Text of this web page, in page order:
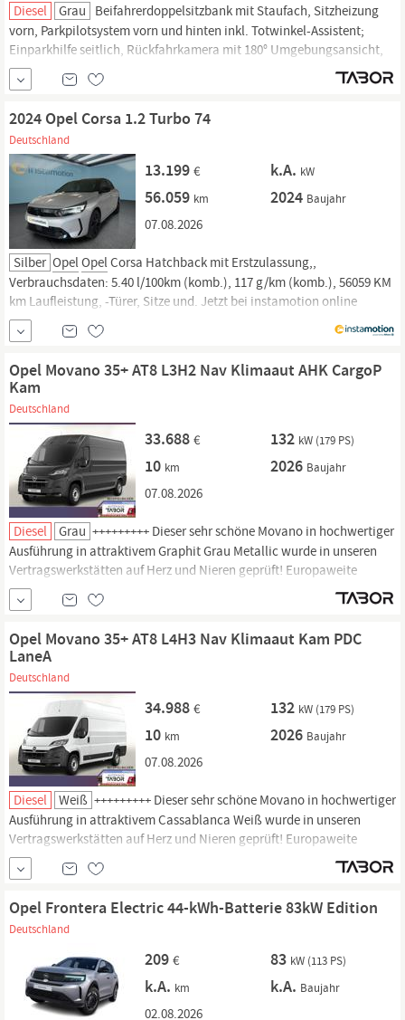
Diesel Grau Beifahrerdoppelsitzbank mit Staufach, Sitzheizung
vorn, Parkpilotsystem vorn und hinten inkl. Totwinkel-Assistent;
Einparkhilfe seitlich, Rückfahrkamera mit 180° Umgebungsansicht,
Design-Paket Black Edition inkl. Außenspiegel schwarz
hochglänzend, Seitenschutzleisten Schwarz, Hochglanz;
2024 Opel Corsa 1.2 Turbo 74
Deutschland
13.199 € k.A. kW
56.059 km 2024 Baujahr
07.08.2026
Silber OpelOpelCorsa Hatchback mit Erstzulassung,,
Verbrauchsdaten: 5.40 l/100km (komb.), 117 g/km (komb.), 56059 KM
km Laufleistung, -Türer, Sitze und. Jetzt bei instamotion online
kaufen oder günstig finanzieren. Nur geprüfte Fahrzeuge mit
Garantie, 14 Tage Rückgaberecht und Lieferung vor die Haustür. Jetzt
Opel Movano 35+ AT8 L3H2 Nav Klimaaut AHK CargoP
Kam
Deutschland
33.688 € 132 kW (179 PS)
10 km 2026 Baujahr
07.08.2026
Diesel Grau +++++++++ Dieser sehr schöne Movano in hochwertiger
Ausführung in attraktivem Graphit Grau Metallic wurde in unseren
Vertragswerkstätten auf Herz und Nieren geprüft! Europaweite
Herstellergarantie. Top-Ausstattung Getriebe Automatik - (8-Stufen),
Techno-Paket inkl.
Connect, Audio-Navigationssystem:
Opel Movano 35+ AT8 L4H3 Nav Klimaaut Kam PDC
LaneA
Deutschland
34.988 € 132 kW (179 PS)
10 km 2026 Baujahr
07.08.2026
Diesel Weiß +++++++++ Dieser sehr schöne Movano in hochwertiger
Ausführung in attraktivem Cassablanca Weiß wurde in unseren
Vertragswerkstätten auf Herz und Nieren geprüft! Europaweite
Herstellergarantie. Top-Ausstattung Getriebe Automatik - (8-Stufen),
Techno-Paket inkl.
Connect, Audio-Navigationssystem:
Opel Frontera Electric 44-kWh-Batterie 83kW Edition
Deutschland
209 € 83 kW (113 PS)
k.A. km k.A. Baujahr
02.08.2026